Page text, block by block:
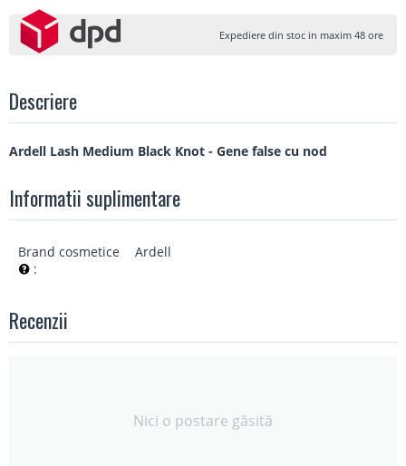
Expediere din stoc in maxim 48 ore
Descriere
Ardell Lash Medium Black Knot - Gene false cu nod
Informatii suplimentare
Brand cosmetice
:
Ardell
Recenzii
Nici o postare găsită